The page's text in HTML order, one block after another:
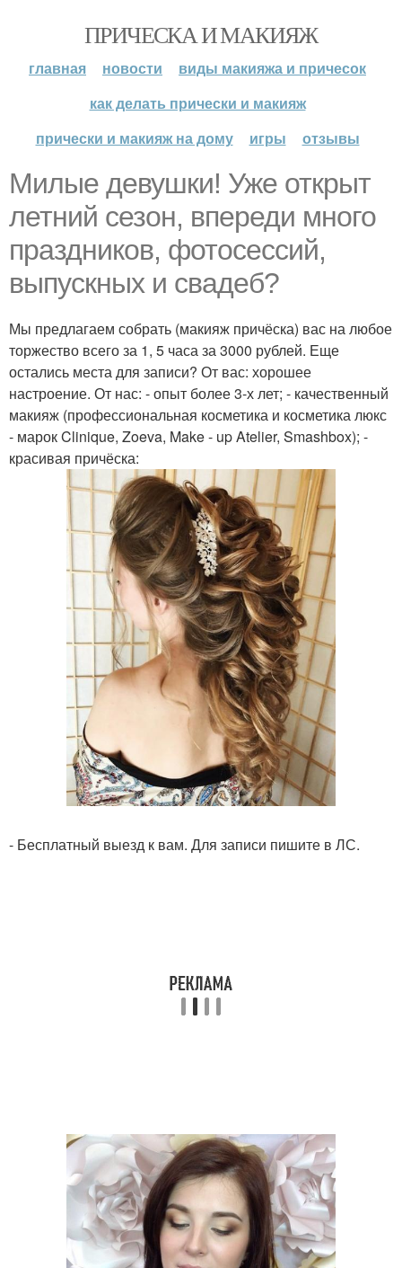
ПРИЧЕСКА И МАКИЯЖ
главная новости
виды макияжа и причесок
как делать прически и макияж
прически и макияж на дому
игры отзывы
Милые девушки! Уже открыт
летний сезон, впереди много
праздников, фотосессий,
выпускных и свадеб?
Мы предлагаем собрать (макияж причёска) вас на любое
торжество всего за 1, 5 часа за 3000 рублей. Еще
остались места для записи? От вас: хорошее
настроение. От нас: - опыт более 3-х лет; - качественный
макияж (профессиональная косметика и косметика люкс
- марок Clinique, Zoeva, Make - up Atelier, Smashbox); -
красивая причёска:
- Бесплатный выезд к вам. Для записи пишите в ЛС.